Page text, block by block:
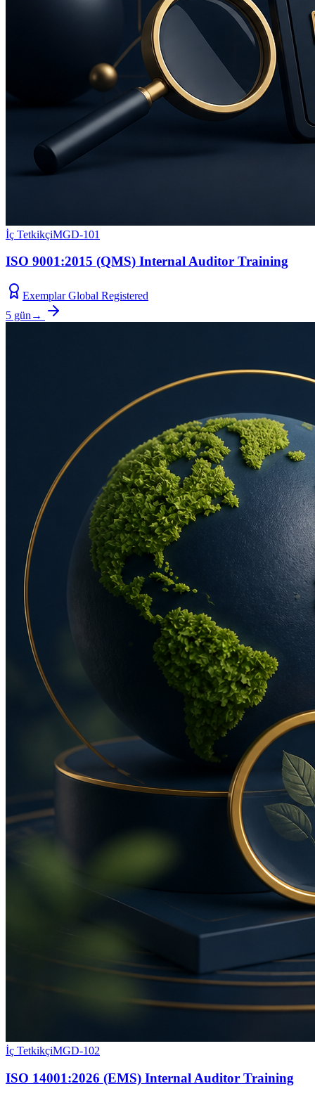
İç TetkikçiMGD-101
ISO 9001:2015 (QMS) Internal Auditor Training
Exemplar Global Registered
5 gün →
İç TetkikçiMGD-102
ISO 14001:2026 (EMS) Internal Auditor Training